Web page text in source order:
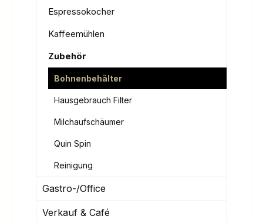
Espressokocher
Kaffeemühlen
Zubehör
Bohnenbehälter
Hausgebrauch Filter
Milchaufschäumer
Quin Spin
Reinigung
Gastro-/Office
Verkauf & Café